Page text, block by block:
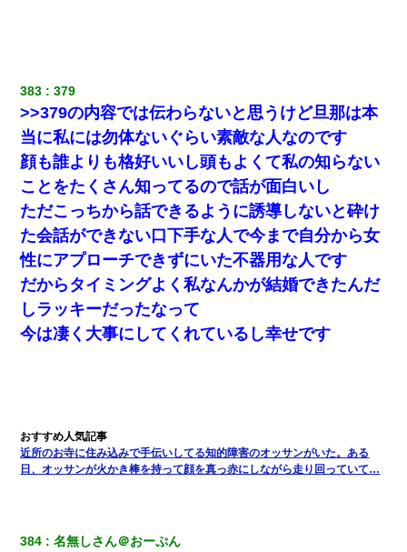
【唖然】帰宅したら旦那のスポーツカーが消えていた。警察『目
立つし、すぐ見つかるかもしれません』→ 数時間後・・警察『××
さんご存じですか？』
出張中の旦那から『フリンしやがって、このクズ』と電話が。私
「本当に家まで来たの？証拠は？」旦那「俺の言葉が信じられな
いのか！」→ 離婚後
小2の頃、妹と昼寝してたら家が火事になってて気づくと逃げ場が
なかった。妹を抱き締めて「ﾀﾋんじゃうよ」って泣いてたら…
200万を貸したコウトから、追加で400万の申し込み、私「無理。
義弟より娘たちが大事」旦那「娘たちが成人したら別れよう」私
（は？）
妊娠中に「おいこのブタ女！てめー席譲れ！」と絡まれ腹を殴る
真似された。泣きながら夫に話すと一年後に…
383 379
>>379の内容では伝わらないと思うけど旦那は本
当に私には勿体ないぐらい素敵な人なのです
顔も誰よりも格好いいし頭もよくて私の知らない
ことをたくさん知ってるので話が面白いし
ただこっちから話できるように誘導しないと砕け
た会話ができない口下手な人で今まで自分から女
性にアプローチできずにいた不器用な人です
だからタイミングよく私なんかが結婚できたんだ
しラッキーだったなって
今は凄く大事にしてくれているし幸せです
近所のお寺に住み込みで手伝いしてる知的障害のオッサンがいた。ある
日、オッサンが火かき棒を持って顔を真っ赤にしながら走り回っていて…
384 名無しさん＠おーぷん